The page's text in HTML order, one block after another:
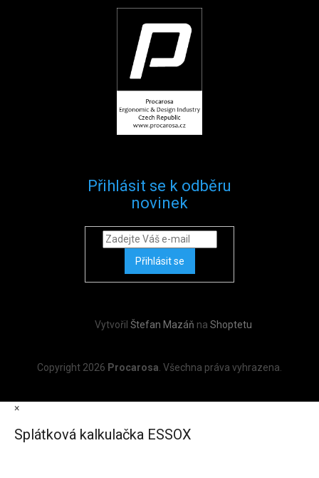
Přihlásit se k odběru
novinek
Přihlásit se
Vytvořil Štefan Mazáň na Shoptetu
Copyright 2026 Procarosa . Všechna práva vyhrazena.
×
Splátková kalkulačka ESSOX